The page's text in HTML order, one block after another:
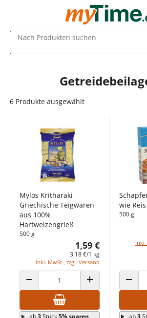
Zum Hauptinhalt springen
Zur Navigation springen
Zur Suche springen
Nach Produkten suchen
6 Produkte ausgewählt
Mylos Kritharaki
Griechische Teigwaren
aus 100%
Hartweizengrieß
500 g
1,59 €
3,18 €/1 kg
inkl. MwSt., zzgl. Versand
ANZAHL VERRINGERN ANZAHL ERHÖHEN
ab3Stück5% sparen
wie Reis
500 g
inkl.
ab3